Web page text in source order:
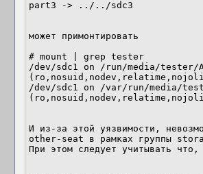
part3 -> ../../sdc3
может примонтировать
# mount | grep tester
/dev/sdc1 on /run/media/tester/
/dev/sdc1 on /var/run/media/
И из-за этой уязвимости,
other-seat в рамках группы
При этом следует учитывать